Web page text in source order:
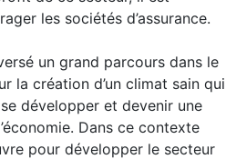
les sociétés d’assurance.
un grand parcours dans le
la création d’un climat sain qui
développer et devenir une
Dans ce contexte
pour développer le secteur